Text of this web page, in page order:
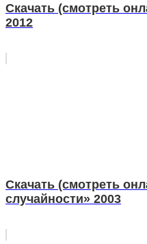
Скачать (смотреть
2012
Скачать (смотреть
случайности» 2003